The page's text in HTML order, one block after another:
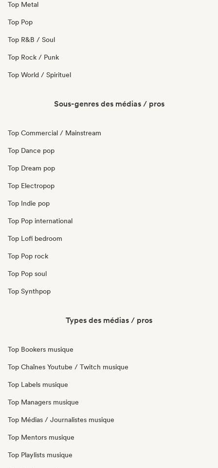
Top Metal
Top Pop
Top R&B / Soul
Top Rock / Punk
Top World / Spirituel
Sous-genres des médias / pros
Top Commercial / Mainstream
Top Dance pop
Top Dream pop
Top Electropop
Top Indie pop
Top Pop international
Top Lofi bedroom
Top Pop rock
Top Pop soul
Top Synthpop
Types des médias / pros
Top Bookers musique
Top Chaînes Youtube / Twitch musique
Top Labels musique
Top Managers musique
Top Médias / Journalistes musique
Top Mentors musique
Top Playlists musique